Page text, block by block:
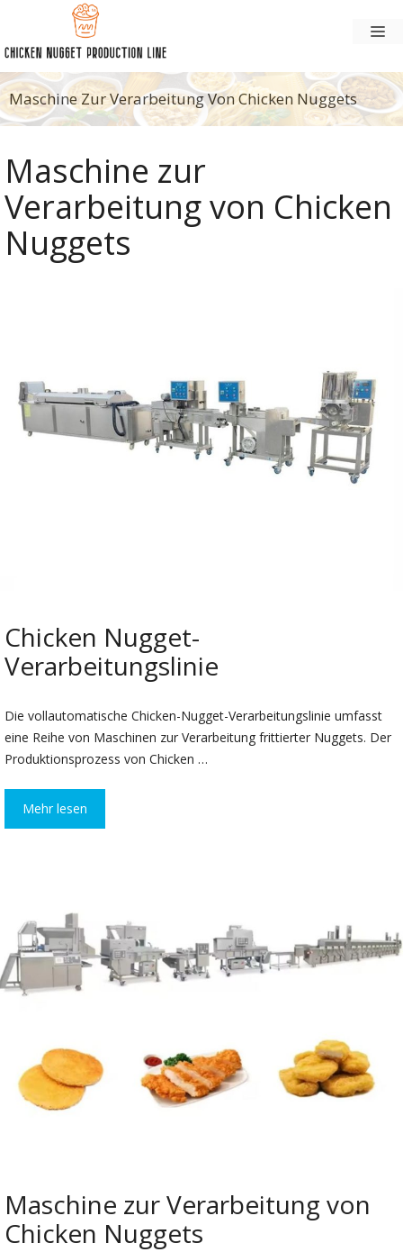
springen
Maschine Zur Verarbeitung Von Chicken Nuggets
Maschine zur
Verarbeitung von Chicken
Nuggets
Chicken Nugget-
Verarbeitungslinie
Die vollautomatische Chicken-Nugget-Verarbeitungslinie umfasst
eine Reihe von Maschinen zur Verarbeitung frittierter Nuggets. Der
Produktionsprozess von Chicken …
Mehr lesen
Maschine zur Verarbeitung von
Chicken Nuggets